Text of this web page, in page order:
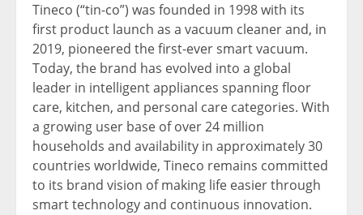
Tineco (“tin-co”) was founded in 1998 with its
first product launch as a vacuum cleaner and, in
2019, pioneered the first-ever smart vacuum.
Today, the brand has evolved into a global
leader in intelligent appliances spanning floor
care, kitchen, and personal care categories. With
a growing user base of over 24 million
households and availability in approximately 30
countries worldwide, Tineco remains committed
to its brand vision of making life easier through
smart technology and continuous innovation.